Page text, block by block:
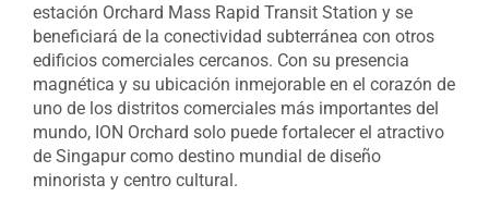
estación Orchard Mass Rapid Transit Station y se
beneficiará de la conectividad subterránea con otros
edificios comerciales cercanos. Con su presencia
magnética y su ubicación inmejorable en el corazón de
uno de los distritos comerciales más importantes del
mundo, ION Orchard solo puede fortalecer el atractivo
de Singapur como destino mundial de diseño
minorista y centro cultural.